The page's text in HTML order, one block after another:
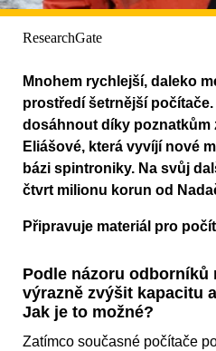
ResearchGate
Mnohem rychlejší, daleko
prostředí šetrnější
dosáhnout díky poznatkům
Eliášové, která vyvíjí nové
bázi spintroniky. Na svůj
čtvrt milionu korun od
Připravuje materiál pro
Podle názoru odborníků
výrazně zvýšit kapacitu
Jak je to možné?
Zatímco současné počítače